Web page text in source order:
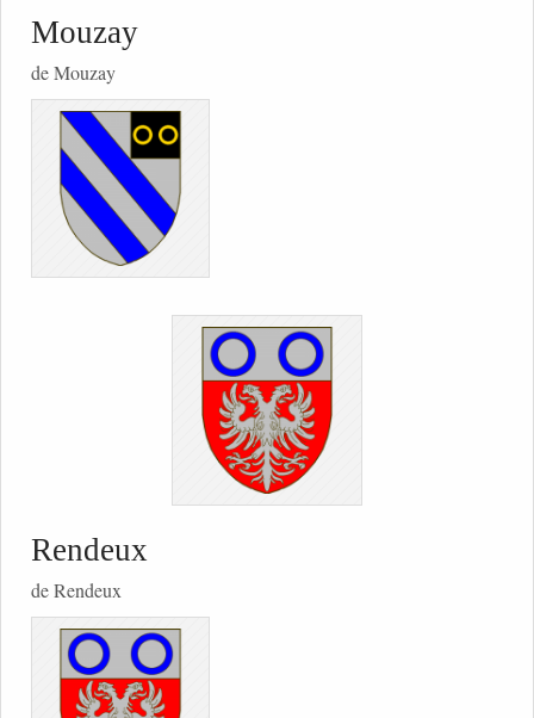
Mouzay
de Mouzay
Rendeux
de Rendeux